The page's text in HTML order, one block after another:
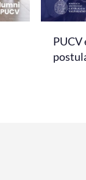
PUCV